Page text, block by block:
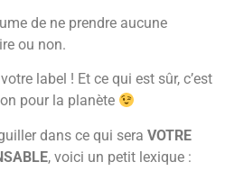
de ne prendre aucune
ou non.
label ! Et ce qui est sûr, c’est
pour la planète
dans ce qui sera VOTRE
, voici un petit lexique :